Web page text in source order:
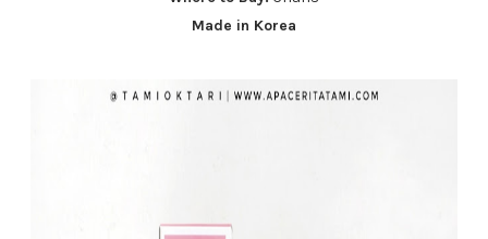
Made in Korea